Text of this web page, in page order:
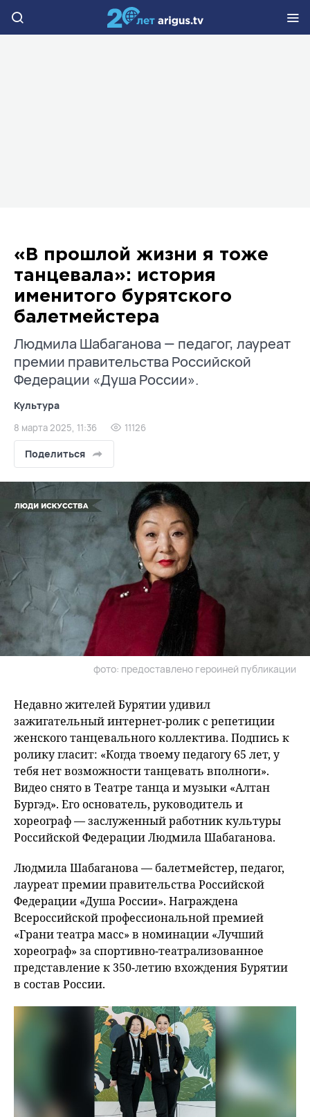
«В прошлой жизни я тоже
танцевала»: история
именитого бурятского
балетмейстера
Людмила Шабаганова — педагог, лауреат
премии правительства Российской
Федерации «Душа России».
Культура
8 марта 2025, 11:36 11126
Поделиться
фото: предоставлено героиней публикации
Недавно жителей Бурятии удивил
зажигательный интернет-ролик с репетиции
женского танцевального коллектива. Подпись к
ролику гласит: «Когда твоему педагогу 65 лет, у
тебя нет возможности танцевать вполноги».
Видео снято в Театре танца и музыки «Алтан
Бургэд». Его основатель, руководитель и
хореограф — заслуженный работник культуры
Российской Федерации Людмила Шабаганова.
Людмила Шабаганова — балетмейстер, педагог,
лауреат премии правительства Российской
Федерации «Душа России». Награждена
Всероссийской профессиональной премией
«Грани театра масс» в номинации «Лучший
хореограф» за спортивно-театрализованное
представление к 350-летию вхождения Бурятии
в состав России.